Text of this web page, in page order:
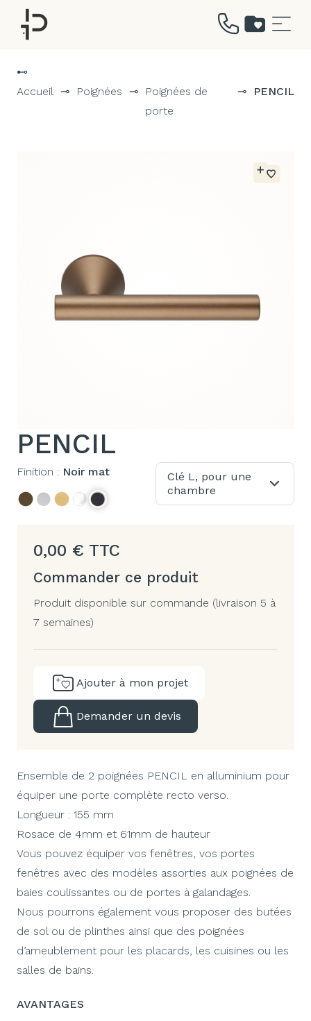
⊷
Accueil ⊸ Poignées ⊸
Poignées de
porte
⊸ PENCIL
PENCIL
Finition : Noir mat
Clé L, pour une
chambre
0,00 € TTC
Commander ce produit
Produit disponible sur commande (livraison 5 à
7 semaines)
Ajouter à mon projet
Demander un devis
Ensemble de 2 poignées PENCIL en alluminium pour
équiper une porte complète recto verso.
Longueur : 155 mm
Rosace de 4mm et 61mm de hauteur
Vous pouvez équiper vos fenêtres, vos portes
fenêtres avec des modèles assorties aux poignées de
baies coulissantes ou de portes à galandages.
Nous pourrons également vous proposer des butées
de sol ou de plinthes ainsi que des poignées
d’ameublement pour les placards, les cuisines ou les
salles de bains.
AVANTAGES